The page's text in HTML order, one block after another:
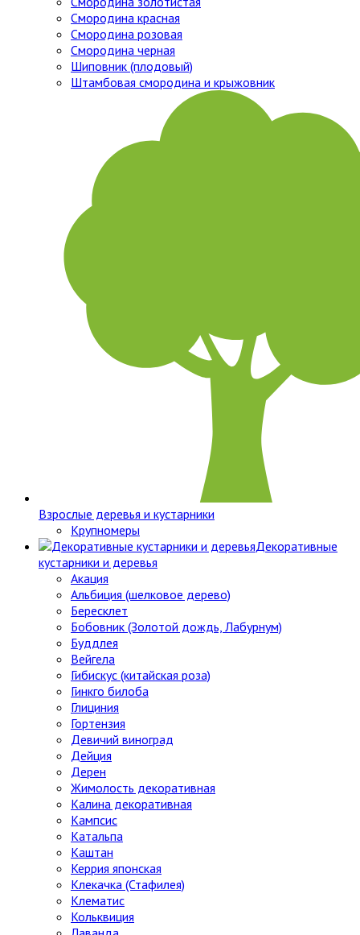
Смородина красная
Смородина розовая
Смородина черная
Шиповник (плодовый)
Штамбовая смородина и крыжовник
Взрослые деревья и кустарники
Крупномеры
Декоративные
кустарники и деревья
Акация
Альбиция (шелковое дерево)
Бересклет
Бобовник (Золотой дождь, Лабурнум)
Буддлея
Вейгела
Гибискус (китайская роза)
Гинкго билоба
Глициния
Гортензия
Девичий виноград
Дейция
Дерен
Жимолость декоративная
Калина декоративная
Кампсис
Катальпа
Каштан
Керрия японская
Клекачка (Стафилея)
Клематис
Кольквиция